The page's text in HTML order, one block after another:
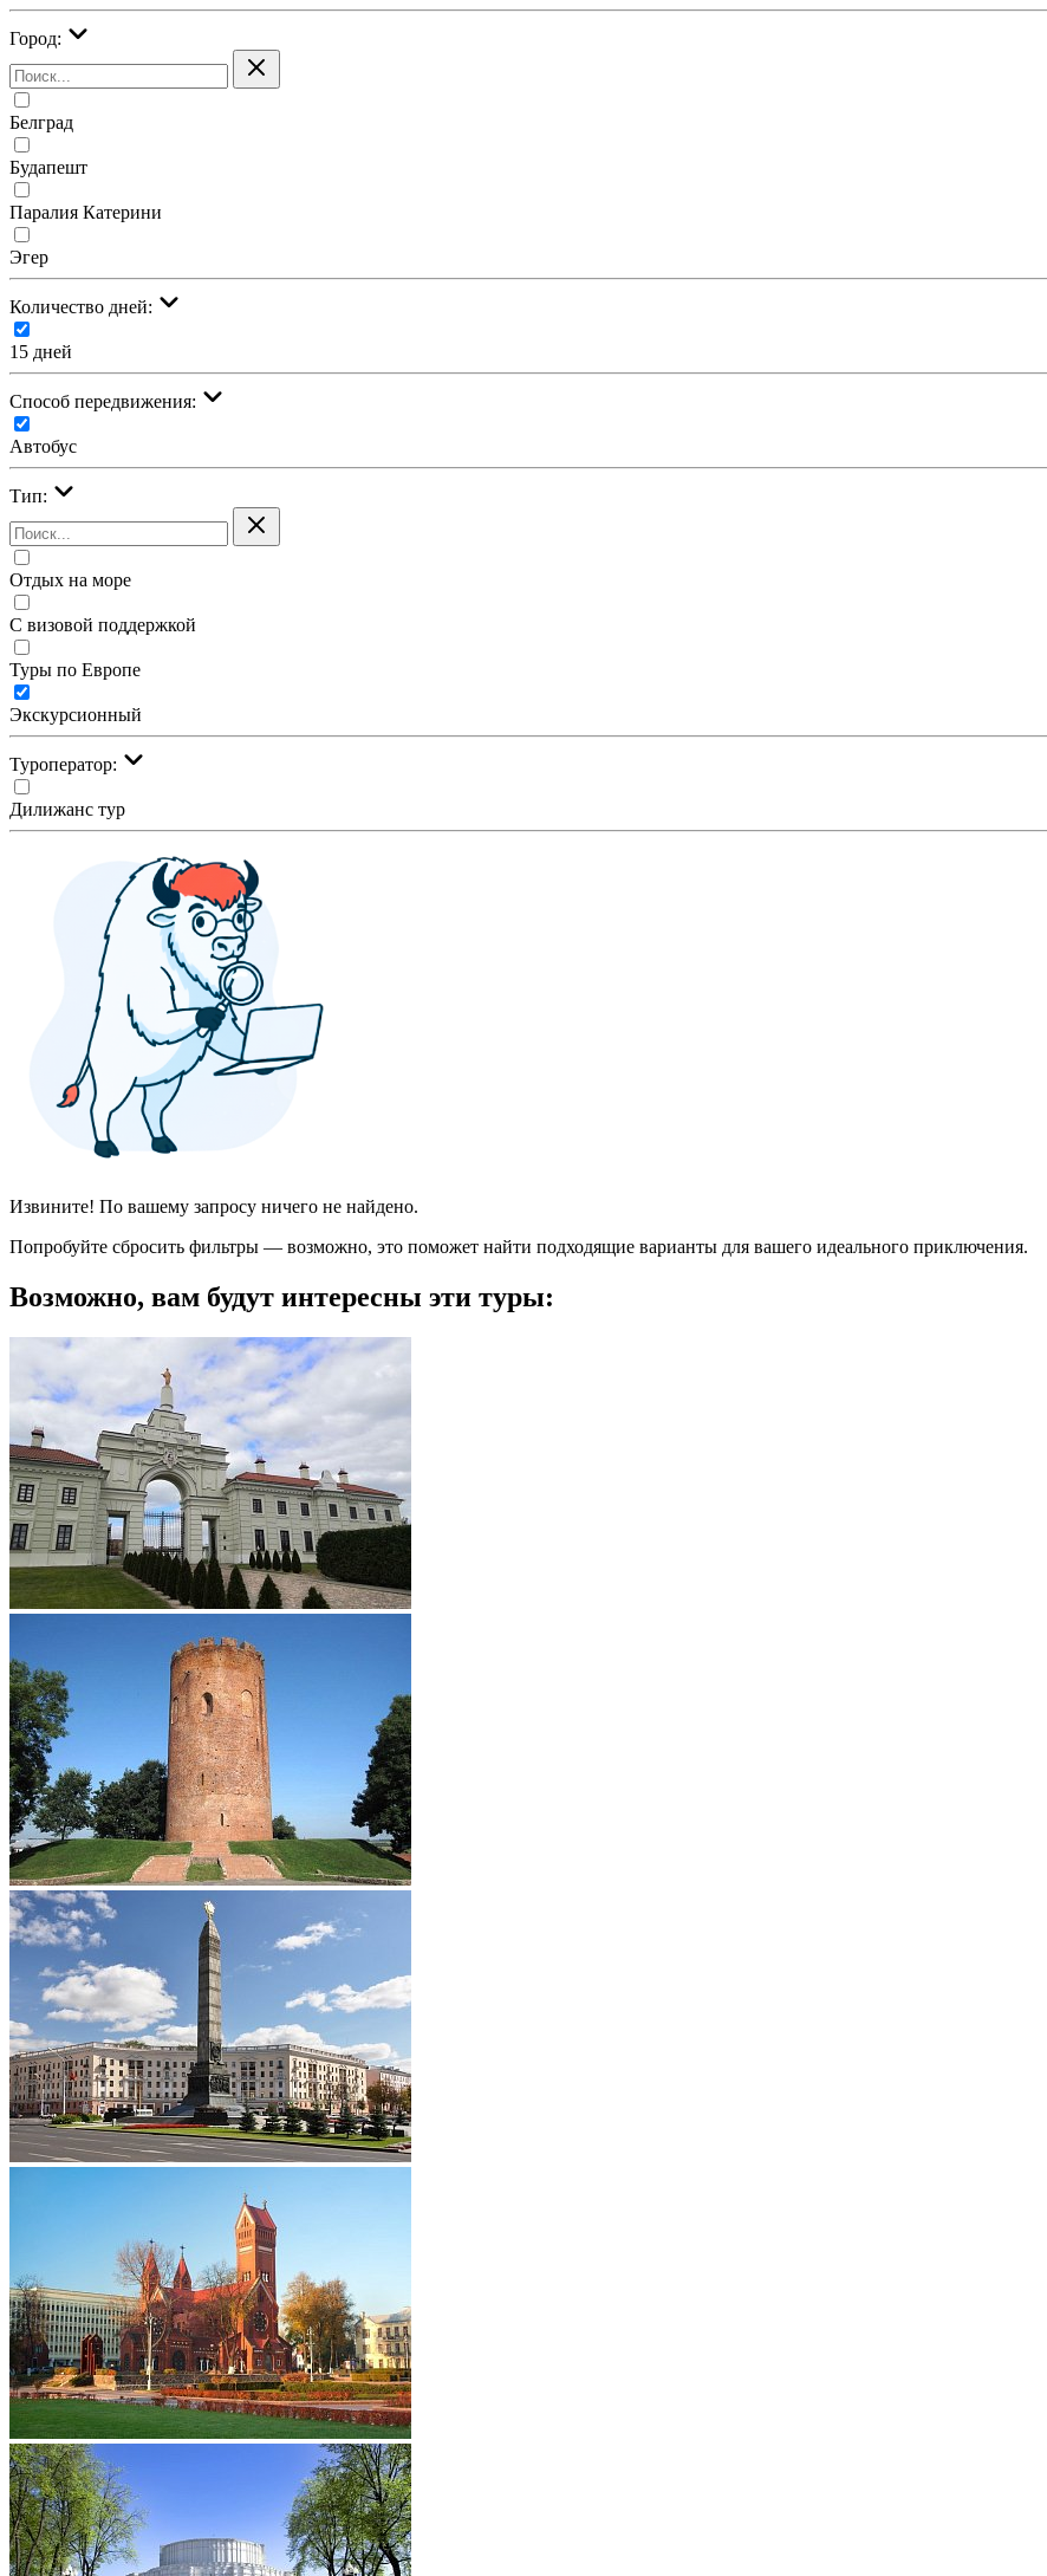
Город:
Белград
Будапешт
Паралия Катерини
Эгер
Количество дней:
15 дней
Cпособ передвижения:
Автобус
Тип:
Отдых на море
С визовой поддержкой
Туры по Европе
Экскурсионный
Туроператор:
Дилижанс тур
Извините! По вашему запросу ничего не найдено.
Попробуйте сбросить фильтры — возможно, это поможет найти подходящие варианты для вашего идеального приключения.
Возможно, вам будут интересны эти туры: